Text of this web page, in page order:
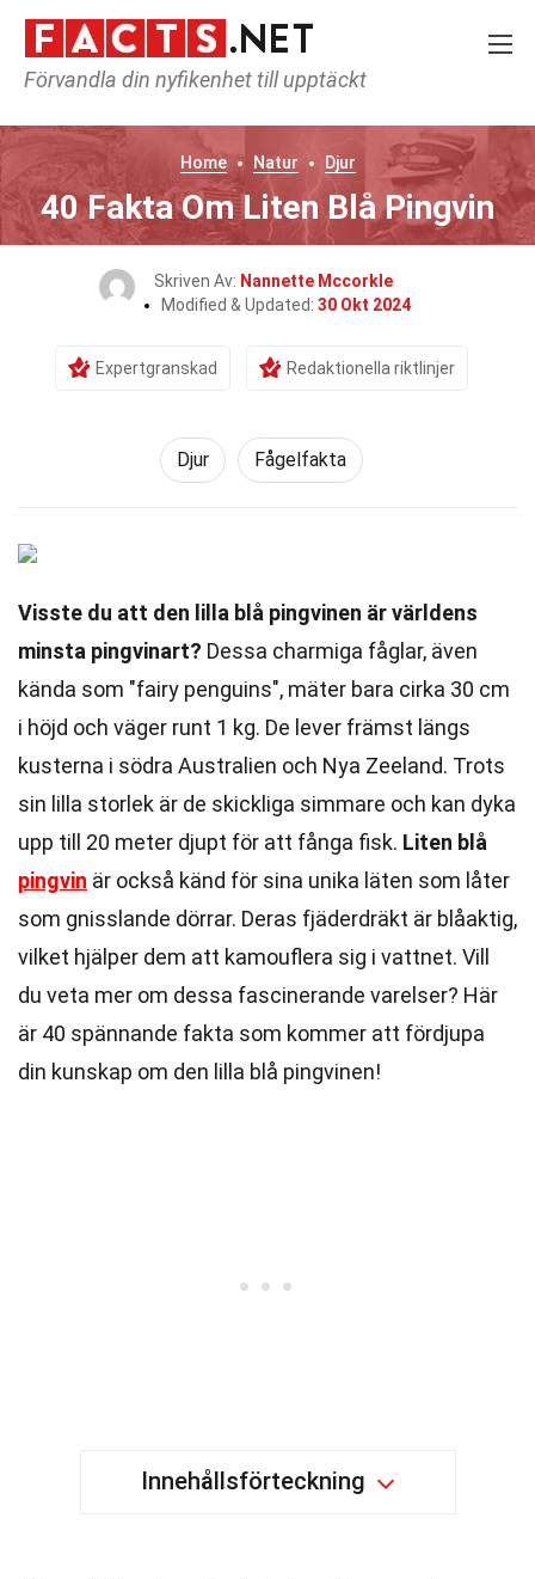
Förvandla din nyfikenhet till upptäckt
Home Natur Djur
40 Fakta Om Liten Blå Pingvin
Skriven Av: Nannette Mccorkle
Modified & Updated: 30 Okt 2024
Expertgranskad Redaktionella riktlinjer
Djur Fågelfakta
Visste du att den lilla blå pingvinen är världens
minsta pingvinart? Dessa charmiga fåglar, även
kända som "fairy penguins", mäter bara cirka 30 cm
i höjd och väger runt 1 kg. De lever främst längs
kusterna i södra Australien och Nya Zeeland. Trots
sin lilla storlek är de skickliga simmare och kan dyka
upp till 20 meter djupt för att fånga fisk. Liten blå
pingvin är också känd för sina unika läten som låter
som gnisslande dörrar. Deras fjäderdräkt är blåaktig,
vilket hjälper dem att kamouflera sig i vattnet. Vill
du veta mer om dessa fascinerande varelser? Här
är 40 spännande fakta som kommer att fördjupa
din kunskap om den lilla blå pingvinen!
Innehållsförteckning